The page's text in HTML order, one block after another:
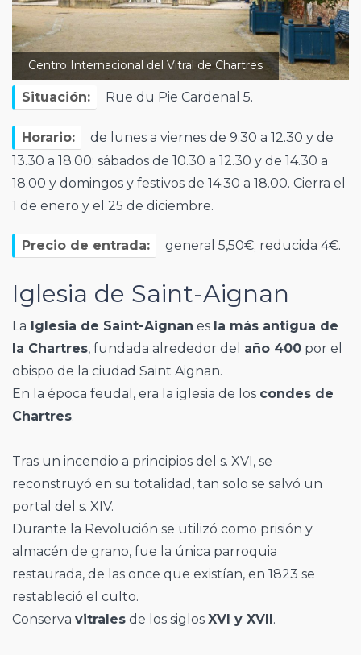
Centro Internacional del Vitral de Chartres
Situación: Rue du Pie Cardenal 5.
Horario:
de lunes a viernes de 9.30 a 12.30 y de
13.30 a 18.00; sábados de 10.30 a 12.30 y de 14.30 a
18.00 y domingos y festivos de 14.30 a 18.00. Cierra el
1 de enero y el 25 de diciembre.
Precio de entrada: general 5,50€; reducida 4€.
Iglesia de Saint-Aignan
La Iglesia de Saint-Aignan es la más antigua de
la Chartres, fundada alrededor del año 400 por el
obispo de la ciudad Saint Aignan.
En la época feudal, era la iglesia de los condes de
Chartres.
Tras un incendio a principios del s. XVI, se
reconstruyó en su totalidad, tan solo se salvó un
portal del s. XIV.
Durante la Revolución se utilizó como prisión y
almacén de grano, fue la única parroquia
restaurada, de las once que existían, en 1823 se
restableció el culto.
Conserva vitrales de los siglos XVI y XVII .